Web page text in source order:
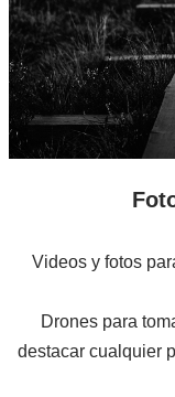
Videos y fotos
Drones para
destacar cualquier